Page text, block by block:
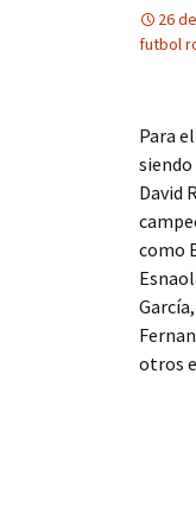
26
futbol
Para
David
como
otros